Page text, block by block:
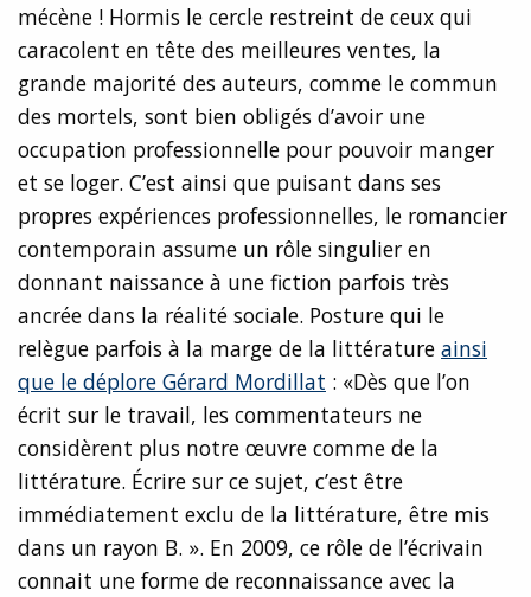
mécène ! Hormis le cercle restreint de ceux qui
caracolent en tête des meilleures ventes, la
grande majorité des auteurs, comme le commun
des mortels, sont bien obligés d’avoir une
occupation professionnelle pour pouvoir manger
et se loger. C’est ainsi que puisant dans ses
propres expériences professionnelles, le romancier
contemporain assume un rôle singulier en
donnant naissance à une fiction parfois très
ancrée dans la réalité sociale. Posture qui le
relègue parfois à la marge de la littérature ainsi
que le déplore Gérard Mordillat : «Dès que l’on
écrit sur le travail, les commentateurs ne
considèrent plus notre œuvre comme de la
littérature. Écrire sur ce sujet, c’est être
immédiatement exclu de la littérature, être mis
dans un rayon B. ». En 2009, ce rôle de l’écrivain
connait une forme de reconnaissance avec la